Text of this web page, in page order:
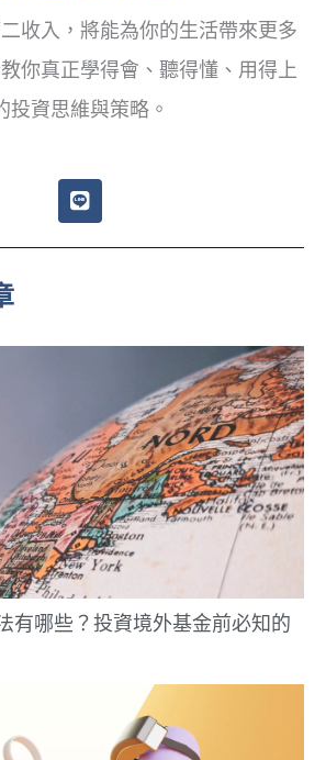
收入，將能為你的生活帶來更多
你真正學得會、聽得懂、用得上
投資思維與策略。
L
i
e
有哪些？投資境外基金前必知的